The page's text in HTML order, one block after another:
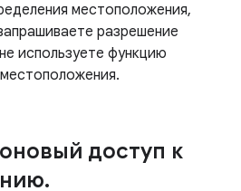
местоположения,
разрешение
используете функцию
доступ к
.